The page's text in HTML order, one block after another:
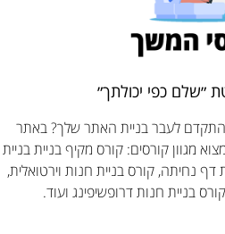
״שלם כפי יכולתך״
לעבר בניית האתר שלך? באתר
מגוון קורסים: קורס מקיף בניית בניית
דף נחיתה, קורס בניית חנות וירטואלית,
בניית חנות דרופשיפינג ועוד.